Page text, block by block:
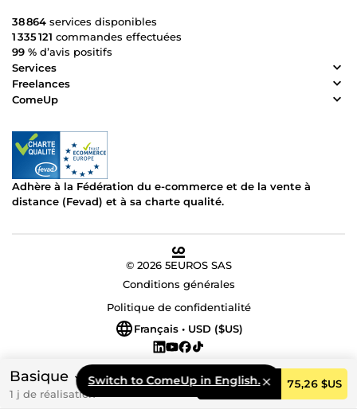
Basique
1 j de réalisation
Commander 75,26 $US
Switch to ComeUp in English.
38 864 services disponibles
1 335 121 commandes effectuées
99 % d’avis positifs
Services
Freelances
ComeUp
Adhère à la Fédération du e-commerce et de la vente à
distance (Fevad) et à sa charte qualité.
© 2026 5EUROS SAS
Conditions générales
Politique de confidentialité
Français • USD ($US)